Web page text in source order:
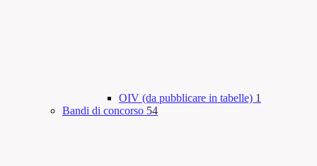
OIV (da pubblicare in tabelle) 1
Bandi di concorso 54